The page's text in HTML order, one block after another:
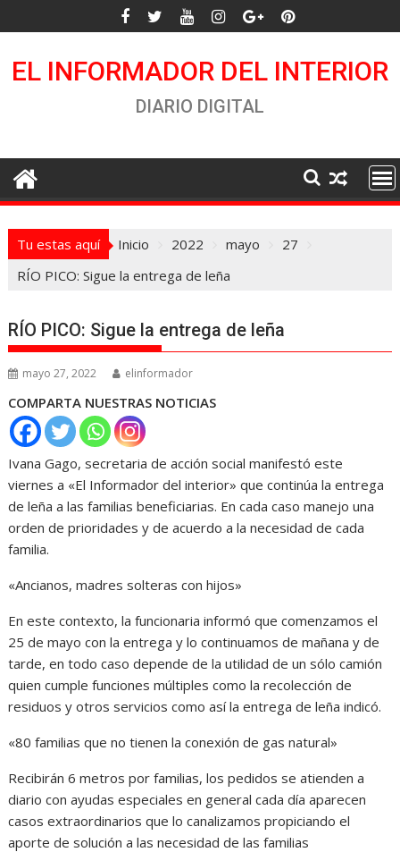
al
EL INFORMADOR DEL INTERIOR
DIARIO DIGITAL
Tu estas aquí Inicio 2022 mayo
27
RÍO PICO: Sigue la entrega de leña
RÍO PICO: Sigue la entrega de leña
mayo 27, 2022 elinformador
COMPARTA NUESTRAS NOTICIAS
Ivana Gago, secretaria de acción social manifestó este
viernes a «El Informador del interior» que continúa la entrega
de leña a las familias beneficiarias. En cada caso manejo una
orden de prioridades y de acuerdo a la necesidad de cada
familia.
«Ancianos, madres solteras con hijos»
En este contexto, la funcionaria informó que comenzamos el
25 de mayo con la entrega y lo continuamos de mañana y de
tarde, en todo caso depende de la utilidad de un sólo camión
quien cumple funciones múltiples como la recolección de
residuos y otros servicios como así la entrega de leña indicó.
«80 familias que no tienen la conexión de gas natural»
Recibirán 6 metros por familias, los pedidos se atienden a
diario con ayudas especiales en general cada día aparecen
casos extraordinarios que lo canalizamos propiciando el
aporte de solución a las necesidad de las familias